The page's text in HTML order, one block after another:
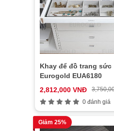
Khay để đồ trang sức
Eurogold EUA6180
2,812,000 VNĐ
0 đánh giá
Giảm 25%